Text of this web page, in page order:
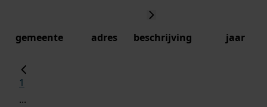
gemeente adres beschrijving jaar
1
...